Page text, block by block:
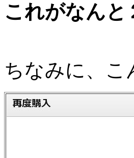
これがなんと
ちなみに、こ